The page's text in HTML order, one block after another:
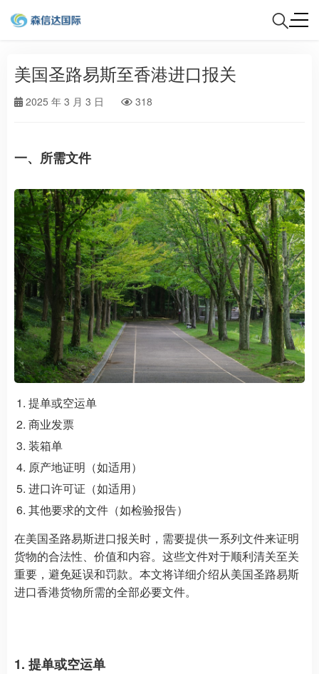
美国圣路易斯至香港进口报关
2025 年 3 月 3 日 318
一、所需文件
提单或空运单
商业发票
装箱单
原产地证明（如适用）
进口许可证（如适用）
其他要求的文件（如检验报告）
在美国圣路易斯进口报关时，需要提供一系列文件来证明
货物的合法性、价值和内容。这些文件对于顺利清关至关
重要，避免延误和罚款。本文将详细介绍从美国圣路易斯
进口香港货物所需的全部必要文件。
1. 提单或空运单